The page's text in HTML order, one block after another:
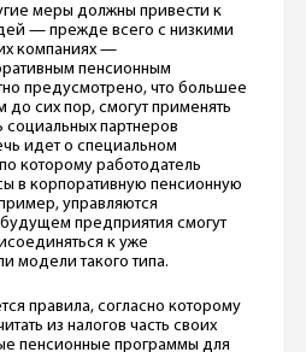
меры должны привести к
— прежде всего с низкими
компаниях —
пенсионным
предусмотрено, что большее
сих пор, смогут применять
партнеров
идет о специальном
которому работодатель
в корпоративную пенсионную
управляются
предприятия смогут
к уже
модели такого типа.
правила, согласно которому
из налогов часть своих
пенсионные программы для